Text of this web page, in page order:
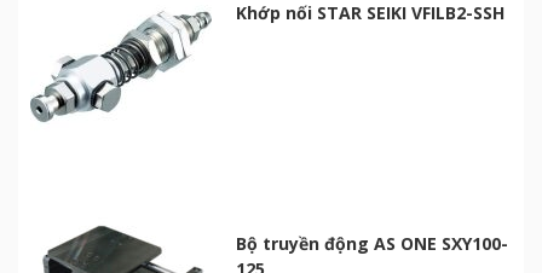
Khớp nối STAR SEIKI VFILB2-SSH
Bộ truyền động AS ONE SXY100-